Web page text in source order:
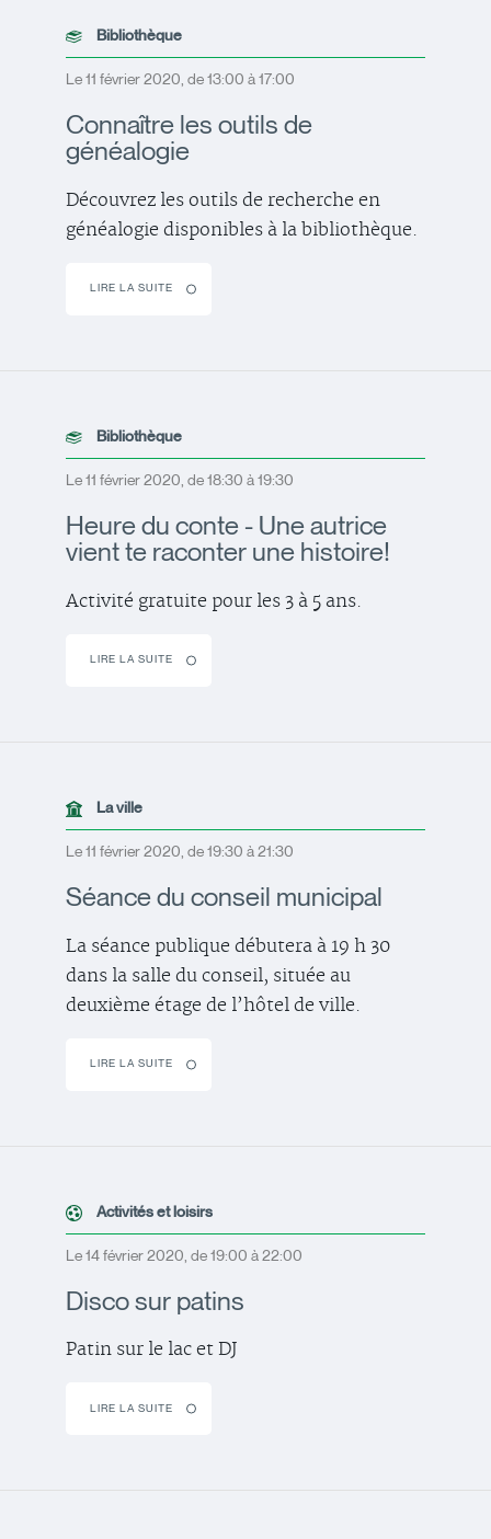
Bibliothèque
Le 11 février 2020, de 13:00 à 17:00
Connaître les outils de
généalogie
Découvrez les outils de recherche en
généalogie disponibles à la bibliothèque.
LIRE LA SUITE
Bibliothèque
Le 11 février 2020, de 18:30 à 19:30
Heure du conte - Une autrice
vient te raconter une histoire!
Activité gratuite pour les 3 à 5 ans.
LIRE LA SUITE
La ville
Le 11 février 2020, de 19:30 à 21:30
Séance du conseil municipal
La séance publique débutera à 19 h 30
dans la salle du conseil, située au
deuxième étage de l’hôtel de ville.
LIRE LA SUITE
Activités et loisirs
Le 14 février 2020, de 19:00 à 22:00
Disco sur patins
Patin sur le lac et DJ
LIRE LA SUITE